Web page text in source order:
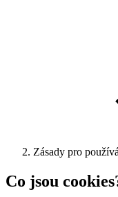
Zásady pro
Co jsou